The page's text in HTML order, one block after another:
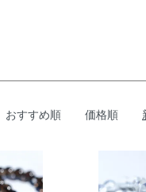
おすすめ順 価格順